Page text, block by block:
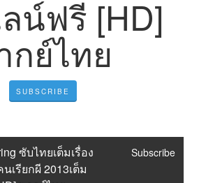
น์ฟรี [HD]
กย์ไทย
SUBSCRIBE
ซับไทยเต็มเรื่อง
เรียกผี 2013เต็ม
Subscribe